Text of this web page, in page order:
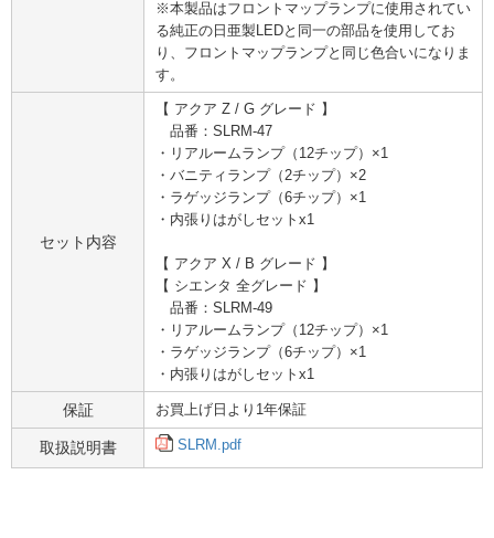
※本製品はフロントマップランプに使用されてい
る純正の日亜製LEDと同一の部品を使用してお
り、フロントマップランプと同じ色合いになりま
す。
セット内容
【 アクア Z / G グレード 】
品番：SLRM-47
・リアルームランプ（12チップ）×1
・バニティランプ（2チップ）×2
・ラゲッジランプ（6チップ）×1
・内張りはがしセットx1
【 アクア X / B グレード 】
【 シエンタ 全グレード 】
品番：SLRM-49
・リアルームランプ（12チップ）×1
・ラゲッジランプ（6チップ）×1
・内張りはがしセットx1
保証 お買上げ日より1年保証
取扱説明書 SLRM.pdf